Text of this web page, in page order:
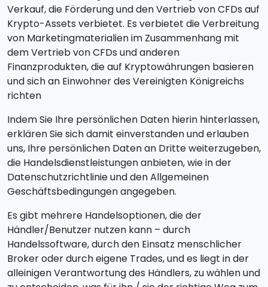
Verkauf, die Förderung und den Vertrieb von CFDs auf
Krypto-Assets verbietet. Es verbietet die Verbreitung
von Marketingmaterialien im Zusammenhang mit
dem Vertrieb von CFDs und anderen
Finanzprodukten, die auf Kryptowährungen basieren
und sich an Einwohner des Vereinigten Königreichs
richten
Indem Sie Ihre persönlichen Daten hierin hinterlassen,
erklären Sie sich damit einverstanden und erlauben
uns, Ihre persönlichen Daten an Dritte weiterzugeben,
die Handelsdienstleistungen anbieten, wie in der
Datenschutzrichtlinie und den Allgemeinen
Geschäftsbedingungen angegeben.
Es gibt mehrere Handelsoptionen, die der
Händler/Benutzer nutzen kann – durch
Handelssoftware, durch den Einsatz menschlicher
Broker oder durch eigene Trades, und es liegt in der
alleinigen Verantwortung des Händlers, zu wählen und